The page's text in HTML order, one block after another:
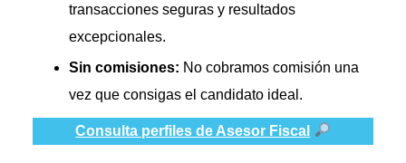
transacciones seguras y resultados
excepcionales.
Sin comisiones: No cobramos comisión una
vez que consigas el candidato ideal.
Consulta perfiles de Asesor Fiscal